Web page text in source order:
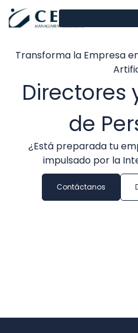
contenido
Transforma la Empresa
Directores
de
¿Está preparada tu
impulsado por la
Contáctanos